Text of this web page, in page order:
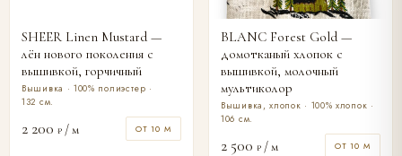
SHEER Linen Mustard —
лён нового поколения с
вышивкой, горчичный
Вышивка · 100% полиэстер ·
132 см.
2 200 ₽ / м ОТ 10 М
BLANC Forest Gold —
домотканый хлопок с
вышивкой, молочный
мультиколор
Вышивка, хлопок · 100% хлопок ·
106 см.
2 500 ₽ / м ОТ 10 М